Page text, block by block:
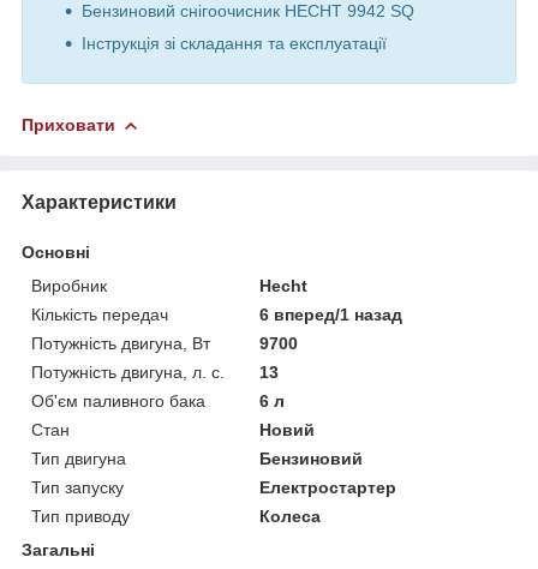
Бензиновий снігоочисник HECHT 9942 SQ
Інструкція зі складання та експлуатації
Приховати
Характеристики
Основні
Виробник
Hecht
Кількість передач
6 вперед/1 назад
Потужність двигуна, Вт
9700
Потужність двигуна, л. с.
13
Об'єм паливного бака
6 л
Стан
Новий
Тип двигуна
Бензиновий
Тип запуску
Електростартер
Тип приводу
Колеса
Загальні